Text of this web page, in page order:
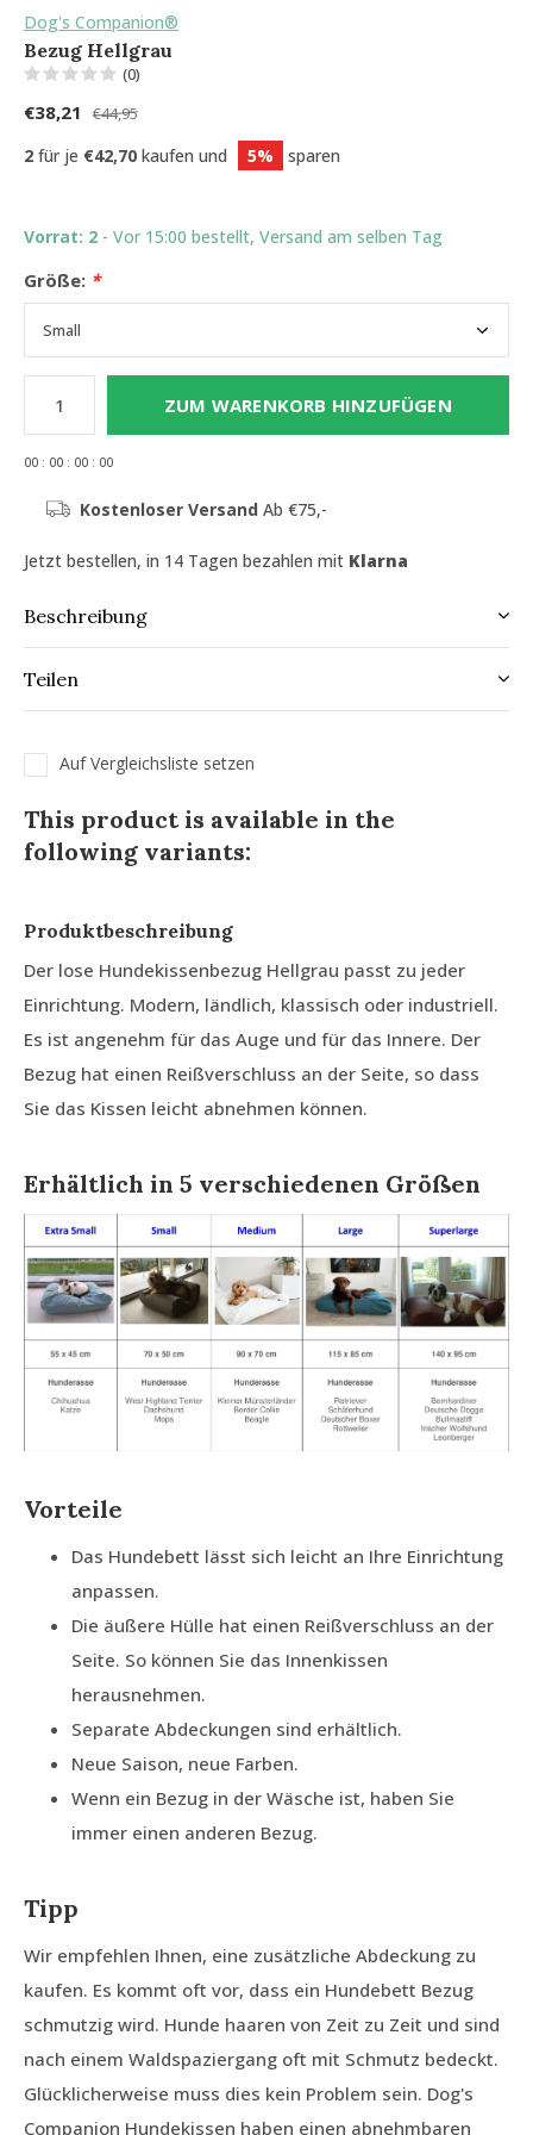
Dog's Companion®
Bezug Hellgrau
(0)
€38,21 €44,95
2 für je €42,70 kaufen und 5% sparen
Vorrat: 2 - Vor 15:00 bestellt, Versand am selben Tag
Größe: *
ZUM WARENKORB HINZUFÜGEN
00 : 00 : 00 : 00
Kostenloser Versand Ab €75,-
Jetzt bestellen, in 14 Tagen bezahlen mit Klarna
Beschreibung
Teilen
Auf Vergleichsliste setzen
This product is available in the
following variants:
Produktbeschreibung
Der lose Hundekissenbezug Hellgrau passt zu jeder
Einrichtung. Modern, ländlich, klassisch oder industriell.
Es ist angenehm für das Auge und für das Innere. Der
Bezug hat einen Reißverschluss an der Seite, so dass
Sie das Kissen leicht abnehmen können.
Erhältlich in 5 verschiedenen Größen
Vorteile
Das Hundebett lässt sich leicht an Ihre Einrichtung
anpassen.
Die äußere Hülle hat einen Reißverschluss an der
Seite. So können Sie das Innenkissen
herausnehmen.
Separate Abdeckungen sind erhältlich.
Neue Saison, neue Farben.
Wenn ein Bezug in der Wäsche ist, haben Sie
immer einen anderen Bezug.
Tipp
Wir empfehlen Ihnen, eine zusätzliche Abdeckung zu
kaufen. Es kommt oft vor, dass ein Hundebett Bezug
schmutzig wird. Hunde haaren von Zeit zu Zeit und sind
nach einem Waldspaziergang oft mit Schmutz bedeckt.
Glücklicherweise muss dies kein Problem sein. Dog's
Companion Hundekissen haben einen abnehmbaren